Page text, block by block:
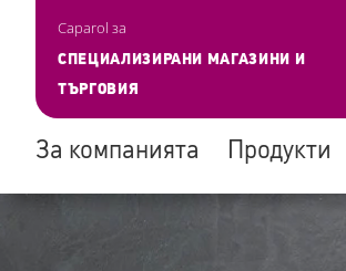
Caparol за
СПЕЦИАЛИЗИРАНИ МАГАЗИНИ И
ТЪРГОВИЯ
За компанията Продукти